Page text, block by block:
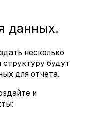
данных.
несколько
будут
для отчета.
и